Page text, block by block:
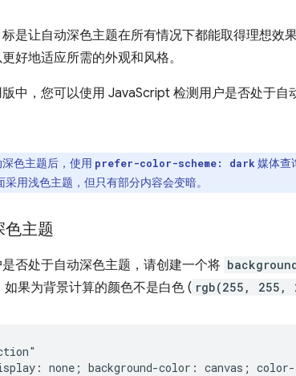
是让自动深色主题在所有情况下都能取得理想效
好地适应所需的外观和风格。
中，您可以使用 JavaScript 检测用户是否处于
深色主题后，使用 prefer-color-scheme: dark 媒体查
用浅色主题，但只有部分内容会变暗。
色主题
否处于自动深色主题，请创建一个将
果为背景计算的颜色不是白色 ( rgb(255, 255,
none; background-color: canvas;